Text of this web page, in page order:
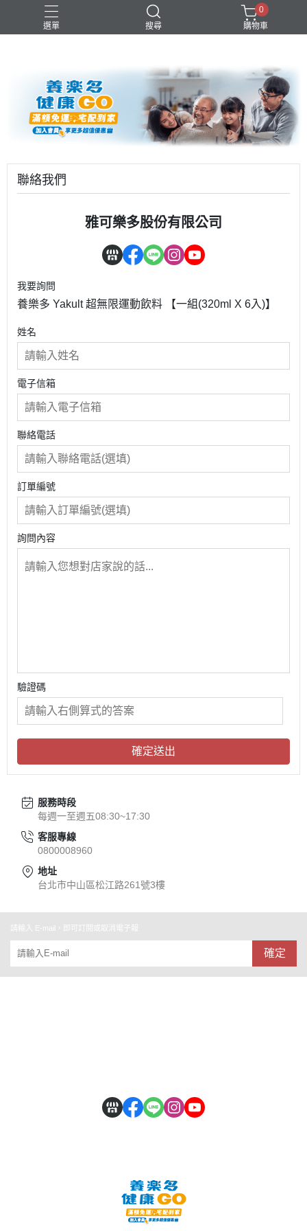
選單 搜尋
優酪乳 益生菌 養樂多 高級鮮乳
0
購物車
聯絡我們
雅可樂多股份有限公司
我要詢問
養樂多 Yakult 超無限運動飲料 【一組(320ml X 6入)】
姓名
電子信箱
聯絡電話
訂單編號
詢問內容
驗證碼
確定送出
服務時段
每週一至週五08:30~17:30
客服專線
0800008960
地址
台北市中山區松江路261號3樓
請輸入 E-mail，即可訂閱或取消電子報
確定